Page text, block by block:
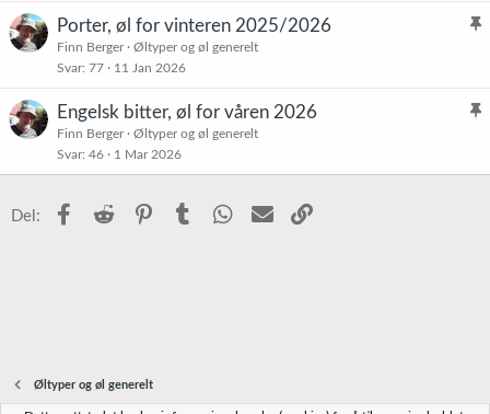
tK
t
Porter, øl for vinteren 2025/2026
Finn Berger
Øltyper og øl generelt
Svar 77 11 Jan 2026
K
s
Engelsk bitter, øl for våren 2026
Finn Berger
Øltyper og øl generelt
Svar 46 1 Mar 2026
Del: Facebook
Reddit PinterestTumblr WhatsApp
E-post
Øltyper og øl generelt